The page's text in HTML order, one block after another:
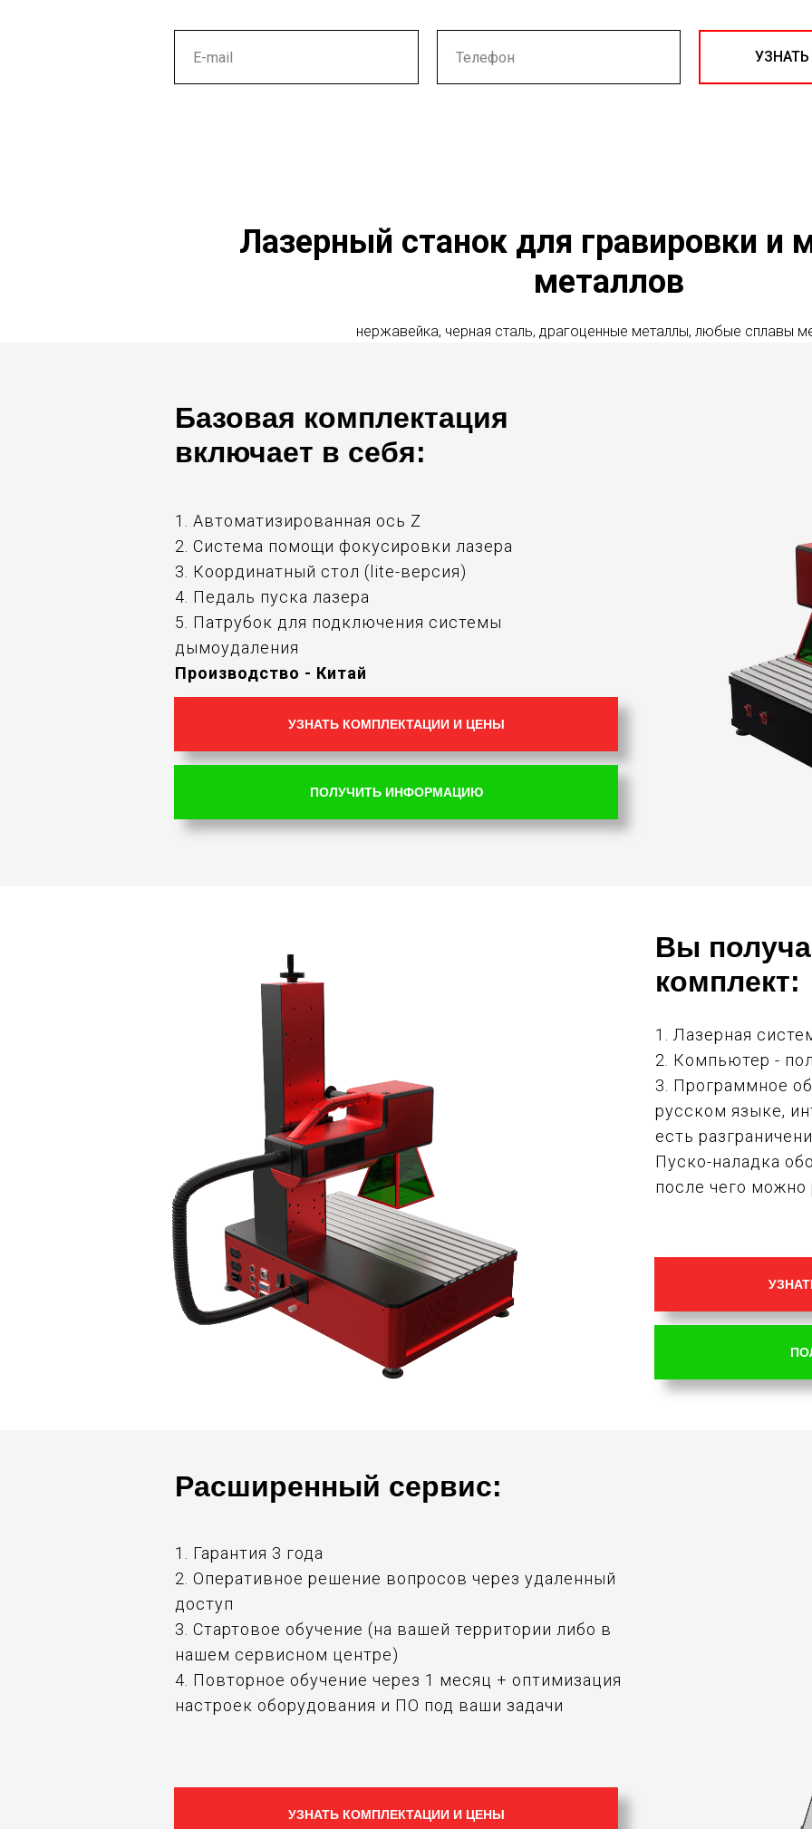
Лазерный станок для гравировки и
металлов
нержавейка, черная сталь, драгоценные металлы, любые сплавы
1. Автоматизированная ось Z
2. Система помощи фокусировки лазера
3. Координатный стол (lite-версия)
4. Педаль пуска лазера
5. Патрубок для подключения системы
дымоудаления
Производство - Китай
Базовая комплектация
включает в себя:
УЗНАТЬ КОМПЛЕКТАЦИИ И ЦЕНЫ
ПОЛУЧИТЬ ИНФОРМАЦИЮ
1. Лазерная
2. Компьютер -
3. Программное
русском языке,
есть
Пуско-наладка
после чего можно
Вы
комплект:
1. Гарантия 3 года
2. Оперативное решение вопросов через удаленный
доступ
3. Стартовое обучение (на вашей территории либо в
нашем сервисном центре)
4. Повторное обучение через 1 месяц + оптимизация
настроек оборудования и ПО под ваши задачи
Расширенный сервис:
УЗНАТЬ КОМПЛЕКТАЦИИ И ЦЕНЫ